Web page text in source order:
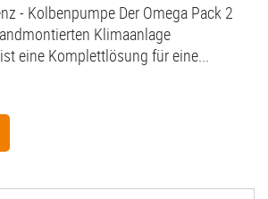
- Kolbenpumpe Der Omega Pack 2
Klimaanlage
eine Komplettlösung für eine...